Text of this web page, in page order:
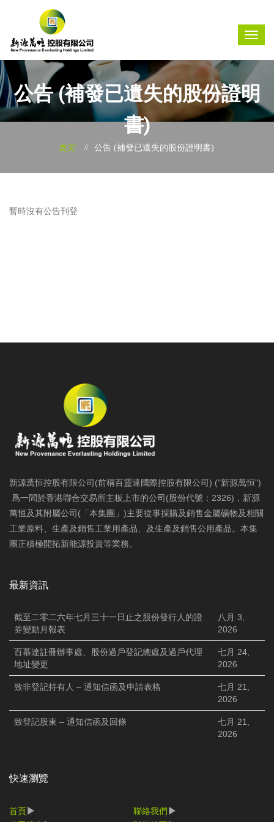
公告 (補發已遺失的股份證明
書)
首页 公告 (補發已遺失的股份證明書)
暫時沒有公告刊登
新源萬恒控股有限公司(前稱百靈達國際控股有限公司) ("新源萬恒")
爲一間於香港聯合交易所主板上市的公司(股份代號：2326)，新源
萬恒及其附屬公司(「本集團」)主要從事採購及銷售金屬礦物及相關
工業原料、生產及銷售工業用產品、及生產及銷售公用產品。本集
團正積極開拓新能源投資等業務。
最新資訊
截至二零二六年七月三十一日止之股份發行人的證
券變動月報表
八月 3,
2026
百慕達註冊辦事處、股份過戶登記總處及過戶代理
地址變更
七月 24,
2026
致非登記持有人 – 通知信函及申請表格
七月 21,
2026
致登記股東 – 通知信函及回條
七月 21,
2026
快速瀏覽
首頁
聯絡我們